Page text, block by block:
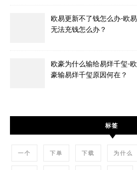
欧易更新不了钱怎么办-欧易
无法充钱怎么办？
欧豪为什么输给易烊千玺-欧
豪输易烊千玺原因何在？
标签
一个 下单 下载 为什么